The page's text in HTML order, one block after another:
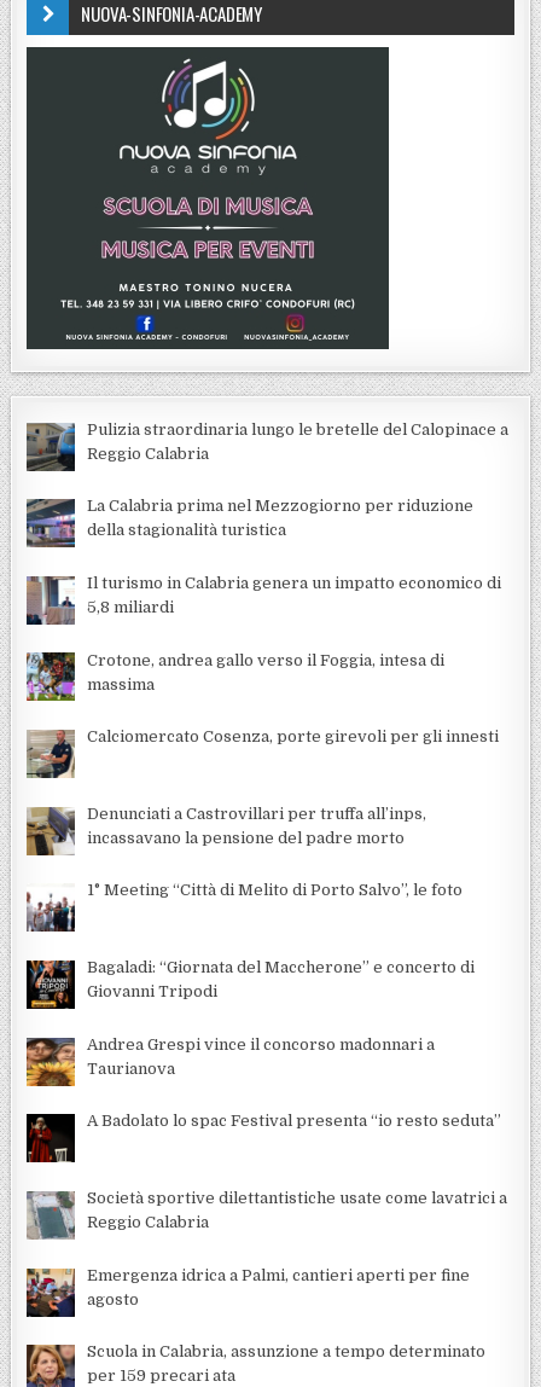
NUOVA-SINFONIA-ACADEMY
Pulizia straordinaria lungo le bretelle del Calopinace a
Reggio Calabria
La Calabria prima nel Mezzogiorno per riduzione
della stagionalità turistica
Il turismo in Calabria genera un impatto economico di
5,8 miliardi
Crotone, andrea gallo verso il Foggia, intesa di
massima
Calciomercato Cosenza, porte girevoli per gli innesti
Denunciati a Castrovillari per truffa all’inps,
incassavano la pensione del padre morto
1° Meeting “Città di Melito di Porto Salvo”, le foto
Bagaladi: “Giornata del Maccherone” e concerto di
Giovanni Tripodi
Andrea Grespi vince il concorso madonnari a
Taurianova
A Badolato lo spac Festival presenta “io resto seduta”
Società sportive dilettantistiche usate come lavatrici a
Reggio Calabria
Emergenza idrica a Palmi, cantieri aperti per fine
agosto
Scuola in Calabria, assunzione a tempo determinato
per 159 precari ata